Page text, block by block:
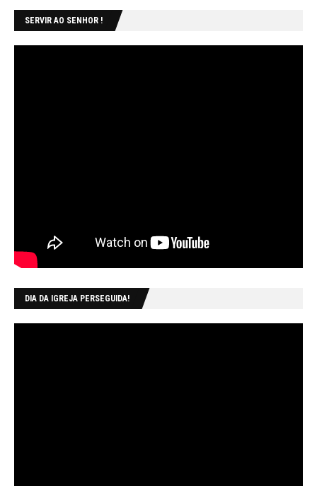
SERVIR AO SENHOR !
DIA DA IGREJA PERSEGUIDA!